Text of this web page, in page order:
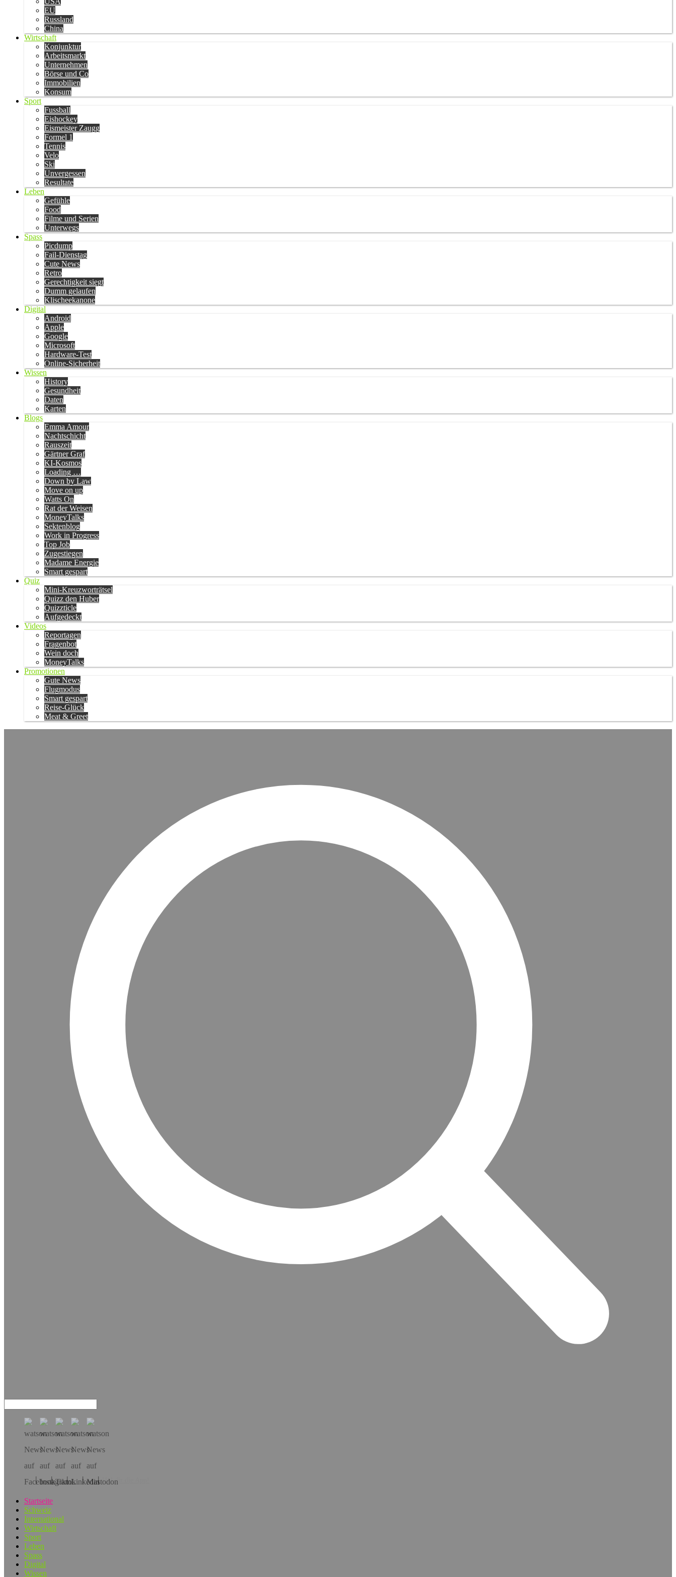
EU
Russland
China
Wirtschaft
Konjunktur
Arbeitsmarkt
Unternehmen
Börse und Co
Immobilien
Konsum
Sport
Fussball
Eishockey
Eismeister Zaugg
Formel 1
Tennis
Velo
Ski
Unvergessen
Resultate
Leben
Gefühle
Food
Filme und Serien
Unterwegs
Spass
Picdump
Fail-Dienstag
Cute News
Retro
Gerechtigkeit siegt
Dumm gelaufen
Klischeekanone
Digital
Android
Apple
Google
Microsoft
Hardware-Test
Online-Sicherheit
Wissen
History
Gesundheit
Daten
Karten
Blogs
Emma Amour
Nachtschicht
Rauszeit
Gärtner Graf
KI-Kosmos
Loading …
Down by Law
Move on up
Watts On
Rat der Weisen
MoneyTalks
Sektenblog
Work in Progress
Top Job
Zugestiegen
Madame Energie
Smart gespart
Quiz
Mini-Kreuzworträtsel
Quizz den Huber
Quizzticle
Aufgedeckt
Videos
Reportagen
Fragenbot
Wein doch
MoneyTalks
Promotionen
Gute News
Flugmodus
Smart gespart
Reise-Glück
Meat & Greet
Hol dir die App!
Startseite
Schweiz
International
Wirtschaft
Sport
Leben
Spass
Digital
Wissen